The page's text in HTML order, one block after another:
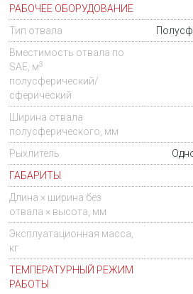
РАБОЧЕЕ ОБОРУДОВАНИЕ
Тип отвала
Вместимость отвала по
SAE, м3
полусферический/
сферический
Ширина отвала
полусферического, мм
Рыхлитель
ГАБАРИТЫ
Длина × ширина без
отвала × высота, мм
Эксплуатационная масса,
кг
ТЕМПЕРАТУРНЫЙ РЕЖИМ
РАБОТЫ